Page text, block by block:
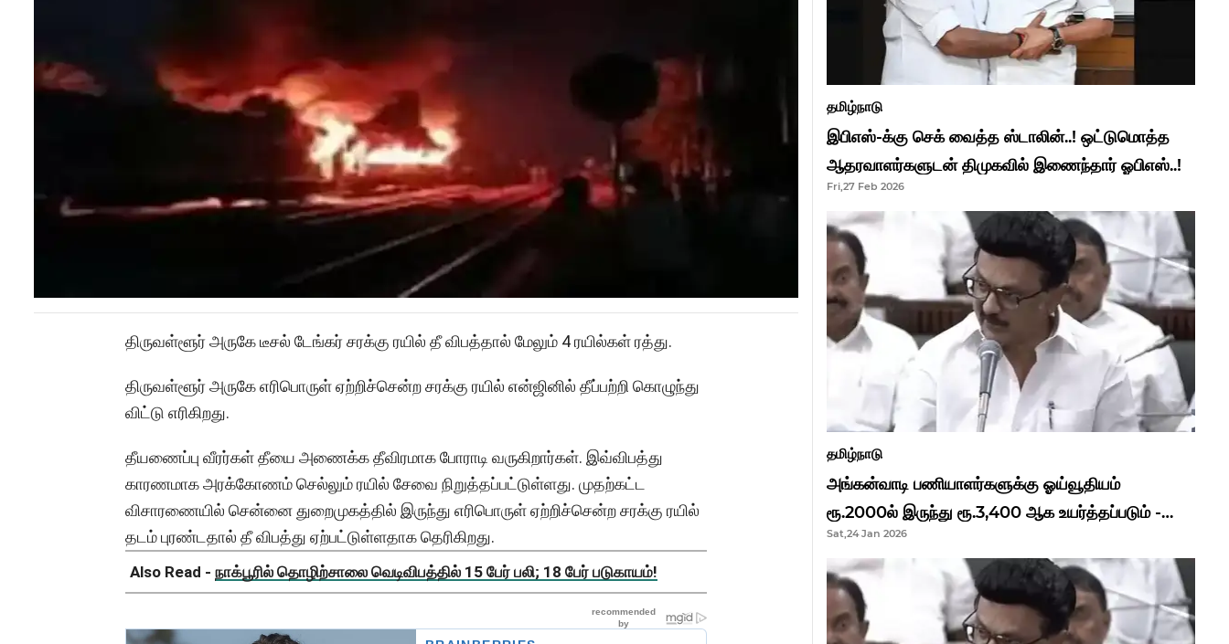
திருவள்ளூர் அருகே டீசல் டேங்கர் சரக்கு ரயில் தீ விபத்தால் மேலும் 4 ரயில்கள் ரத்து.
திருவள்ளூர் அருகே எரிபொருள் ஏற்றிச்சென்ற சரக்கு ரயில் என்ஜினில் தீப்பற்றி கொழுந்து
விட்டு எரிகிறது.
தீயணைப்பு வீரர்கள் தீயை அணைக்க தீவிரமாக போராடி வருகிறார்கள். இவ்விபத்து
காரணமாக அரக்கோணம் செல்லும் ரயில் சேவை நிறுத்தப்பட்டுள்ளது. முதற்கட்ட
விசாரணையில் சென்னை துறைமுகத்தில் இருந்து எரிபொருள் ஏற்றிச்சென்ற சரக்கு ரயில்
தடம் புரண்டதால் தீ விபத்து ஏற்பட்டுள்ளதாக தெரிகிறது.
Also Read - நாக்பூரில் தொழிற்சாலை வெடிவிபத்தில் 15 பேர் பலி; 18 பேர் படுகாயம்!
தமிழ்நாடு
இபிஎஸ்-க்கு செக் வைத்த ஸ்டாலின்..! ஒட்டுமொத்த
ஆதரவாளர்களுடன் திமுகவில் இணைந்தார் ஓபிஎஸ்..!
Fri,27 Feb 2026
தமிழ்நாடு
அங்கன்வாடி பணியாளர்களுக்கு ஓய்வூதியம்
ரூ.2000ல் இருந்து ரூ.3,400 ஆக உயர்த்தப்படும் -
முதல்வர் மு.க.ஸ்டாலின்..!
Sat,24 Jan 2026